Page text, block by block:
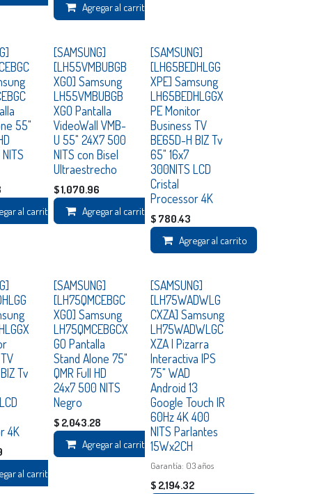
Agregar al carrito
55"
al carrito
Consultar
[SAMSUNG]
[LH55VMBUBGB
XGO] Samsung
LH55VMBUBGB
XGO Pantalla
VideoWall VMB-
U 55" 24X7 500
NITS con Bisel
Ultraestrecho
$1,070.96
Agregar al carrito
Consultar
[SAMSUNG]
[LH65BEDHLGG
XPE] Samsung
LH65BEDHLGGX
PE Monitor
Business TV
BE65D-H BIZ Tv
65" 16x7
300NITS LCD
Cristal
Processor 4K
$ 780.43
Agregar al carrito
Tv
4K
al carrito
Consultar
[SAMSUNG]
[LH75QMCEBGC
XGO] Samsung
LH75QMCEBGCX
GO Pantalla
Stand Alone 75"
QMR Full HD
24x7 500 NITS
Negro
$ 2,043.28
Agregar al carrito
Consultar
[SAMSUNG]
[LH75WADWLG
CXZA] Samsung
LH75WADWLGC
XZA | Pizarra
Interactiva IPS
75" WAD
Android 13
Google Touch IR
60Hz 4K 400
NITS Parlantes
15Wx2CH
Garantía: 03 años
$ 2,194.32